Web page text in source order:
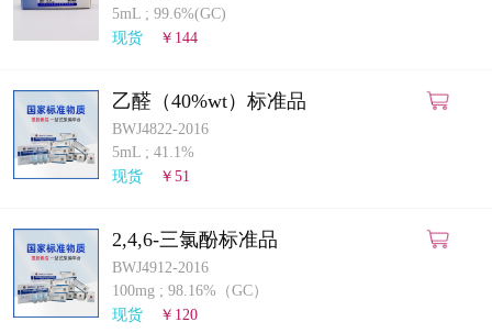
5mL ; 99.6%(GC)
现货
￥144
乙醛（40%wt）标准品
BWJ4822-2016
5mL ; 41.1%
现货
￥51
2,4,6-三氯酚标准品
BWJ4912-2016
100mg ; 98.16%（GC）
现货
￥120
会员中心
联系我们
返回主页